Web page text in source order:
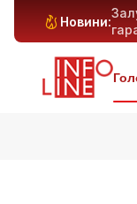
Новини: